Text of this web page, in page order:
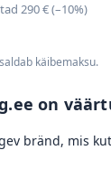
290 € (–10%)
käibemaksu.
on
bränd, mis